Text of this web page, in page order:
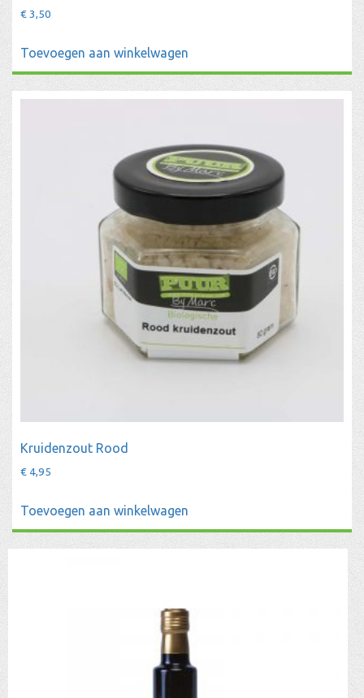
€3,50
Toevoegen aan winkelwagen
Kruidenzout Rood
€ 4,95
Toevoegen aan winkelwagen